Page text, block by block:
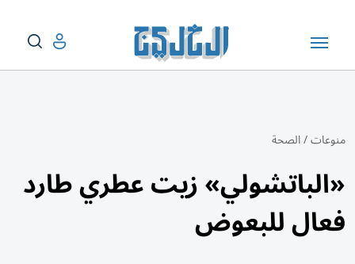
منوعات/الصحة
«الباتشولي» زيت عطري طارد
فعال للبعوض